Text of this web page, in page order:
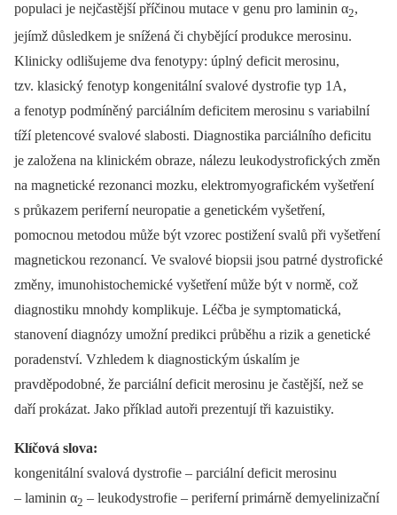
populaci je nejčastější příčinou mutace v genu pro laminin α2,
jejímž důsledkem je snížená či chybějící produkce merosinu.
Klinicky odlišujeme dva fenotypy: úplný deficit merosinu,
tzv. klasický fenotyp kongenitální svalové dystrofie typ 1A,
a fenotyp podmíněný parciálním deficitem merosinu s variabilní
tíží pletencové svalové slabosti. Diagnostika parciálního deficitu
je založena na klinickém obraze, nálezu leukodystrofických změn
na magnetické rezonanci mozku, elektromyografickém vyšetření
s průkazem periferní neuropatie a genetickém vyšetření,
pomocnou metodou může být vzorec postižení svalů při vyšetření
magnetickou rezonancí. Ve svalové biopsii jsou patrné dystrofické
změny, imunohistochemické vyšetření může být v normě, což
diagnostiku mnohdy komplikuje. Léčba je symptomatická,
stanovení diagnózy umožní predikci průběhu a rizik a genetické
poradenství. Vzhledem k diagnostickým úskalím je
pravděpodobné, že parciální deficit merosinu je častější, než se
daří prokázat. Jako příklad autoři prezentují tři kazuistiky.
Klíčová slova:
kongenitální svalová dystrofie –⁠ parciální deficit merosinu
–⁠ laminin α2 –⁠ leukodystrofie –⁠ periferní primárně demyelinizační